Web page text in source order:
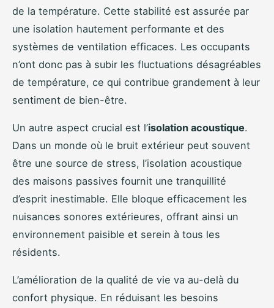
de la température. Cette stabilité est assurée par
une isolation hautement performante et des
systèmes de ventilation efficaces. Les occupants
n’ont donc pas à subir les fluctuations désagréables
de température, ce qui contribue grandement à leur
sentiment de bien-être.
Un autre aspect crucial est l’isolation acoustique.
Dans un monde où le bruit extérieur peut souvent
être une source de stress, l’isolation acoustique
des maisons passives fournit une tranquillité
d’esprit inestimable. Elle bloque efficacement les
nuisances sonores extérieures, offrant ainsi un
environnement paisible et serein à tous les
résidents.
L’amélioration de la qualité de vie va au-delà du
confort physique. En réduisant les besoins